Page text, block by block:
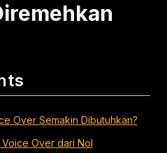
Over Semakin Dibutuhkan?
Over dari Nol